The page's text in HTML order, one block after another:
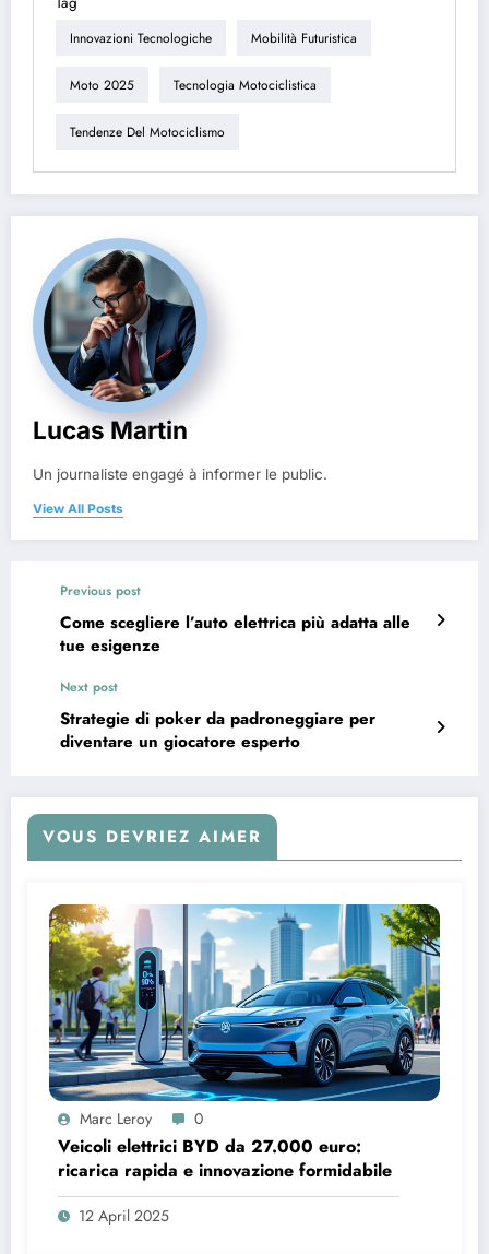
Innovazioni Tecnologiche Mobilità Futuristica
Moto 2025 Tecnologia Motociclistica
Tendenze Del Motociclismo
Lucas Martin
Un journaliste engagé à informer le public.
View All Posts
Previous post
Come scegliere l’auto elettrica più adatta alle
tue esigenze
Next post
Strategie di poker da padroneggiare per
diventare un giocatore esperto
VOUS DEVRIEZ AIMER
Marc Leroy 0
Veicoli elettrici BYD da 27.000 euro:
ricarica rapida e innovazione formidabile
12 April 2025